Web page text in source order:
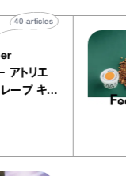
リー アトリエ
ルクレープ キャ
40articles